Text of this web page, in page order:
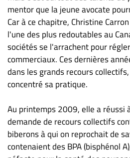
mentor que la jeune avocate
Car à ce chapitre, Christine
l'une des plus redoutables au
sociétés se l'arrachent pour
commerciaux. Ces dernières
dans les grands recours
concentré sa pratique.
Au printemps 2009, elle a réussi
demande de recours collectifs
biberons à qui on reprochait de
contenaient des BPA (bisphénol